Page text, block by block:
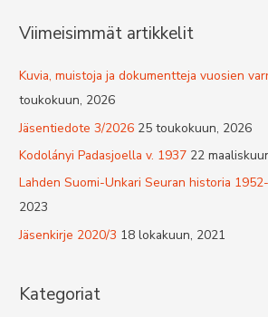
Viimeisimmät artikkelit
Kuvia, muistoja ja dokumentteja vuosien
toukokuun, 2026
Jäsentiedote 3/2026 25 toukokuun, 2026
Kodolányi Padasjoella v. 1937 22
Lahden Suomi-Unkari Seuran historia
2023
Jäsenkirje 2020/3 18 lokakuun, 2021
Kategoriat